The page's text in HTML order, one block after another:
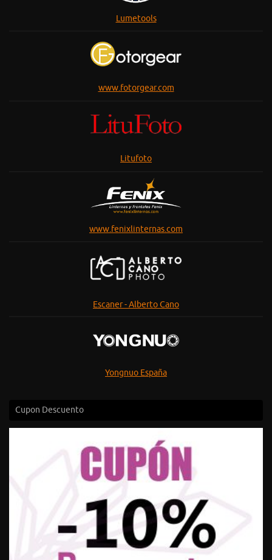
Lumetools
www.fotorgear.com
Litufoto
www.fenixlinternas.com
Escaner - Alberto Cano
Yongnuo España
Cupon Descuento